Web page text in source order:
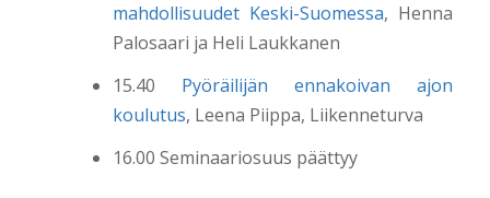
mahdollisuudet Keski-Suomessa, Henna
Palosaari ja Heli Laukkanen
15.40 Pyöräilijän ennakoivan ajon
koulutus, Leena Piippa, Liikenneturva
16.00 Seminaariosuus päättyy